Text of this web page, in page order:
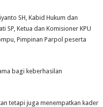
SH, Kabid Hukum dan
SP, Ketua dan Komisioner KPU
Pimpinan Parpol peserta
bagi keberhasilan
tetapi juga menempatkan kader